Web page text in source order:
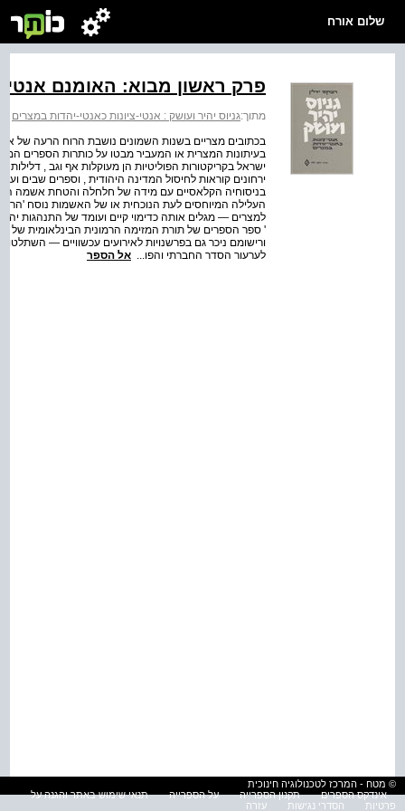
שלום אורח
פרק ראשון מבוא: האומנם
מתוך:גניוס יהיר ועושק : אנטי-ציונות כאנטי-יהדות במצרים
בכתובים מצריים בשנות השמונים נושבת הרוח הרעה של
בעיתונות המצרית או המעביר מבטו על כותרות הספרים
ישראל בקריקטורות הפוליטיות הן מעוקלות אף וגב ,
ירחונים קוראות לחיסול המדינה היהודית , וספרים שבים
בניסוחיה הקלאסיים עם מידה של חלחלה והטחת אשמה
העלילה המיוחסים לעת הנוכחית או של האשמות נוסח
למצרים — מגלים אותה כדימוי קיים ועומד של התנהגות
' ספר הספרים של תורת המזימה הרמונית הבינלאומית של
ורישומם ניכר גם בפרשנויות לאירועים עכשוויים —
לערעור הסדר החברתי והפו... אל הספר
© מטח - המרכז לטכנולוגיה חינוכית
אינדקס הספרים
תקנון הספרייה על הספרייה
תנאי שימוש באתר והגנה על
פרטיות
הסדרי נגישות עזרה